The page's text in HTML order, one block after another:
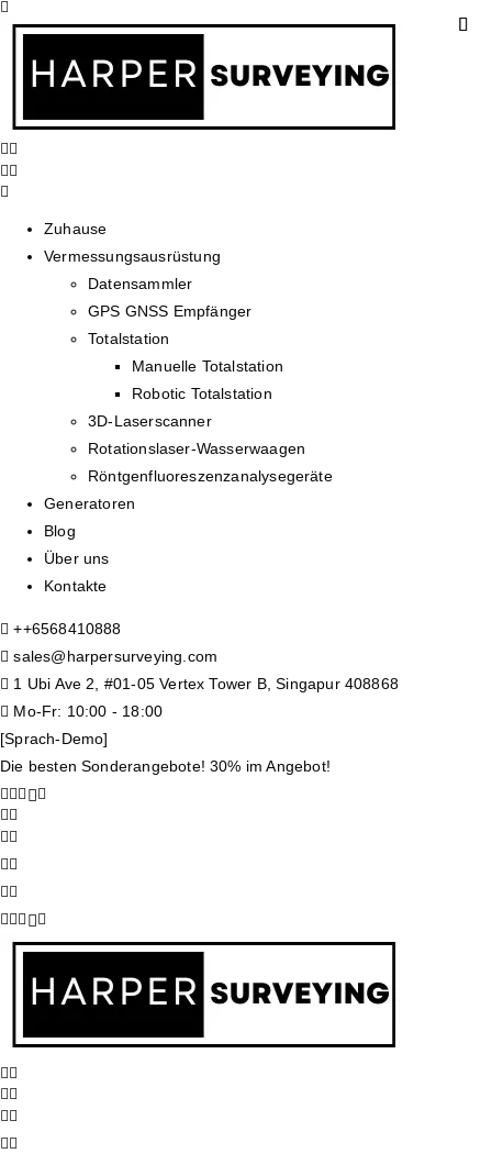
Zuhause
Vermessungsausrüstung
Datensammler
GPS GNSS Empfänger
Totalstation
Manuelle Totalstation
Robotic Totalstation
3D-Laserscanner
Rotationslaser-Wasserwaagen
Röntgenfluoreszenzanalysegeräte
Generatoren
Blog
Über uns
Kontakte
++6568410888
sales@harpersurveying.com
1 Ubi Ave 2, #01-05 Vertex Tower B, Singapur 408868
Mo-Fr: 10:00 - 18:00
[Sprach-Demo]
Die besten Sonderangebote! 30% im Angebot!